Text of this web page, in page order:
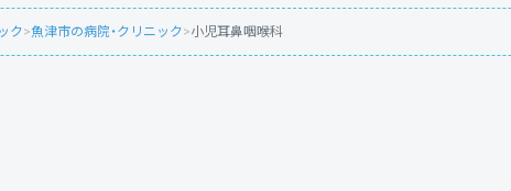
ク>魚津市の病院・クリニック>小児耳鼻咽喉科